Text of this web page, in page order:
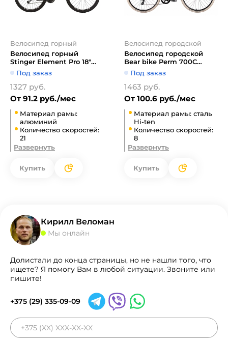
Велосипед горный
Велосипед горный
Stinger Element Pro 18"
27.5" (золотистый)
Под заказ
1327 руб.
От 91.2 руб./мес
Материал рамы:
алюминий
Количество скоростей:
21
Развернуть
Купить
Велосипед городской
Велосипед городской
Bear bike Perm 700C
1BKB1C188003 (хром)
Под заказ
1463 руб.
От 100.6 руб./мес
Материал рамы: сталь
Hi-ten
Количество скоростей:
8
Развернуть
Купить
Кирилл Веломан
Мы онлайн
Долистали до конца страницы, но не нашли того, что
ищете? Я помогу Вам в любой ситуации. Звоните или
пишите!
+375 (29) 335-09-09